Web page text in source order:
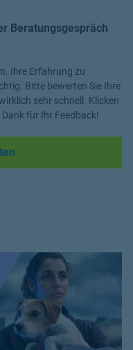
Beratungsgespräch
Ihre Erfahrung zu
Bitte bewerten Sie Ihre
sehr schnell. Klicken
für Ihr Feedback!